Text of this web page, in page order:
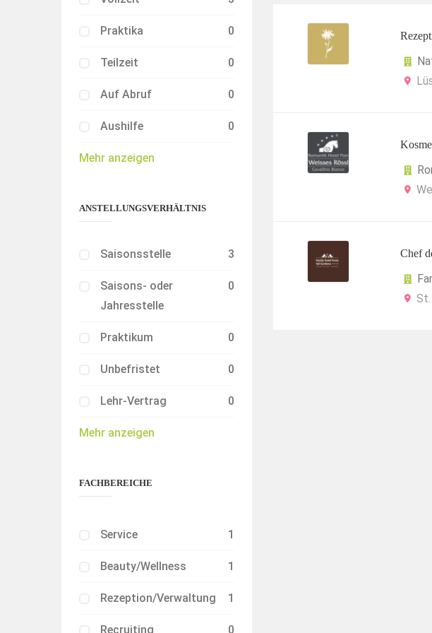
Praktika 0
Teilzeit 0
Auf Abruf 0
Aushilfe 0
Mehr anzeigen
ANSTELLUNGSVERHÄLTNIS
Saisonsstelle 3
Saisons- oder
Jahresstelle
0
Praktikum 0
Unbefristet 0
Lehr-Vertrag 0
Mehr anzeigen
FACHBEREICHE
Service 1
Beauty/Wellness 1
Rezeption/Verwaltung 1
Recruiting 0
Chef
St.